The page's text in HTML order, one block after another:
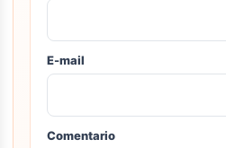
E-mail
Comentario